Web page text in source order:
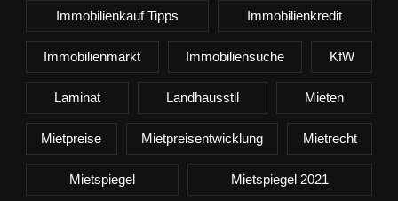
Immobilienkauf Tipps Immobilienkredit
Immobilienmarkt Immobiliensuche KfW
Laminat Landhausstil Mieten
Mietpreise Mietpreisentwicklung Mietrecht
Mietspiegel Mietspiegel 2021